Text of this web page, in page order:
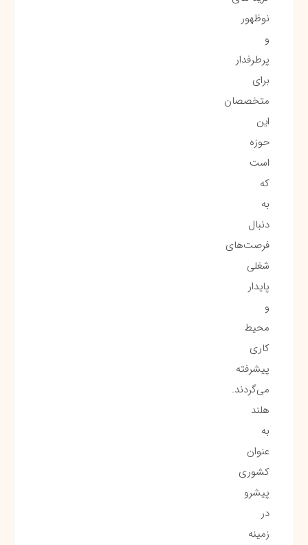
نوظهور
و
پرطرفدار
برای
متخصصان
این
حوزه
است
که
به
دنبال
فرصت‌های
شغلی
پایدار
و
محیط
کاری
پیشرفته
می‌گردند.
هلند
به
عنوان
کشوری
پیشرو
در
زمینه